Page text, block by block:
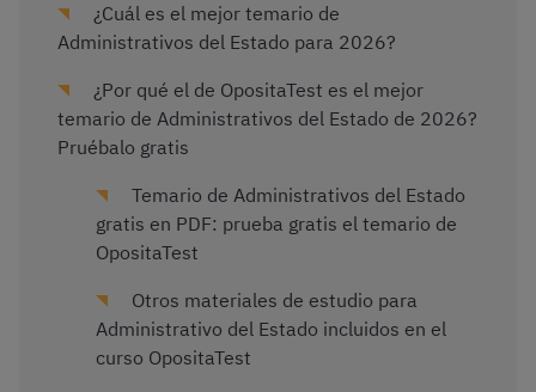
¿Cuál es el mejor temario de
Administrativos del Estado para 2026?
¿Por qué el de OpositaTest es el mejor
temario de Administrativos del Estado de 2026?
Pruébalo gratis
Temario de Administrativos del Estado
gratis en PDF: prueba gratis el temario de
OpositaTest
Otros materiales de estudio para
Administrativo del Estado incluidos en el
curso OpositaTest